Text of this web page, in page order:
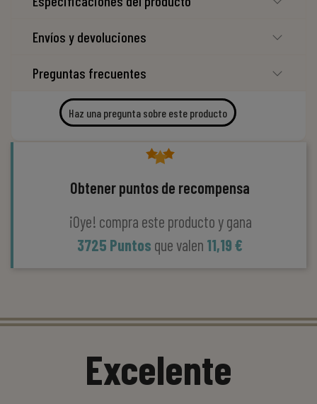
Envíos y devoluciones
Preguntas frecuentes
Haz una pregunta sobre este producto
Obtener puntos de recompensa
¡Oye! compra este producto y gana
3725 Puntos que valen 11,19 €
Excelente